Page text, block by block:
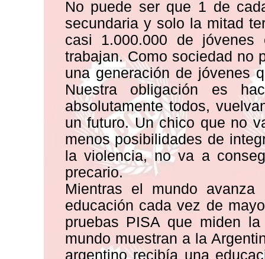
No puede ser que 1 de
secundaria y solo la mitad
casi 1.000.000 de
trabajan. Como sociedad no
una generación de jóvenes
Nuestra obligación es
absolutamente todos,
un futuro. Un chico que no
menos posibilidades de
la violencia, no va a
precario.
Mientras el mundo
educación cada vez de
pruebas PISA que miden
mundo muestran a la
argentino recibía una